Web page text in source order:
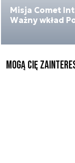
Misja Comet
Ważny wkład
Mogą Cię